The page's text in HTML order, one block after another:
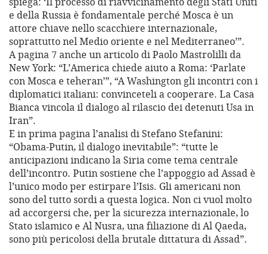
e della Russia è fondamentale perché Mosca è un
attore chiave nello scacchiere internazionale,
soprattutto nel Medio oriente e nel Mediterraneo’”.
A pagina 7 anche un articolo di Paolo Mastrolilli da
New York: “L’America chiede aiuto a Roma: ‘Parlate
con Mosca e teheran’”, “A Washington gli incontri con i
diplomatici italiani: convinceteli a cooperare. La Casa
Bianca vincola il dialogo al rilascio dei detenuti Usa in
Iran”.
E in prima pagina l’analisi di Stefano Stefanini:
“Obama-Putin, il dialogo inevitabile”: “tutte le
anticipazioni indicano la Siria come tema centrale
dell’incontro. Putin sostiene che l’appoggio ad Assad è
l’unico modo per estirpare l’Isis. Gli americani non
sono del tutto sordi a questa logica. Non ci vuol molto
ad accorgersi che, per la sicurezza internazionale, lo
Stato islamico e Al Nusra, una filiazione di Al Qaeda,
sono più pericolosi della brutale dittatura di Assad”.